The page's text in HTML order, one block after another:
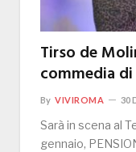
Tirso de
commedia
By VIVIROMA 30
Sarà in scena al
gennaio,